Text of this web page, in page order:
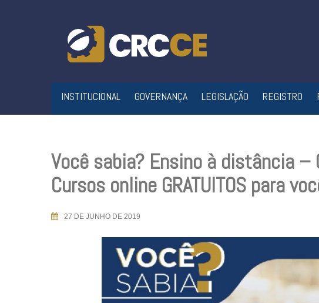
INSTITUCIONAL GOVERNANÇA LEGISLAÇÃO REGISTRO
Você sabia? Ensino à distância –
Cursos online GRATUITOS para
27 DE JUNHO DE 2019